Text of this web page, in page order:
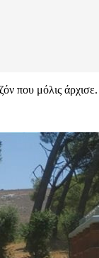
που μόλις άρχισε.